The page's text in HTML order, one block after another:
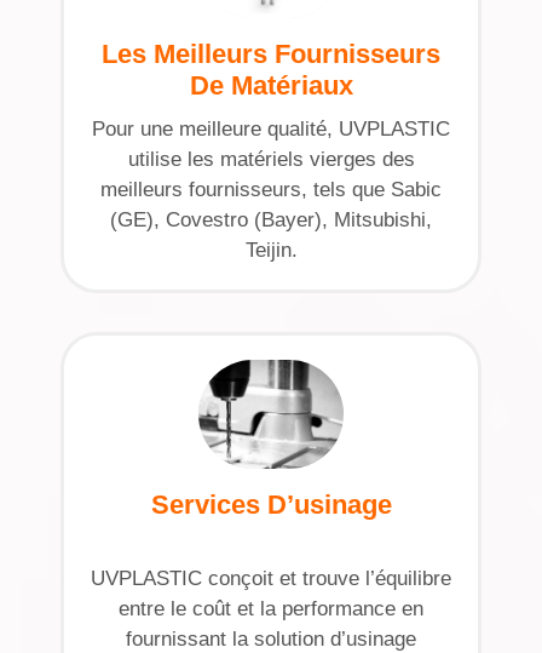
Les Meilleurs Fournisseurs
De Matériaux
Pour une meilleure qualité, UVPLASTIC
utilise les matériels vierges des
meilleurs fournisseurs, tels que Sabic
(GE), Covestro (Bayer), Mitsubishi,
Teijin.
Services D’usinage
UVPLASTIC conçoit et trouve l’équilibre
entre le coût et la performance en
fournissant la solution d’usinage